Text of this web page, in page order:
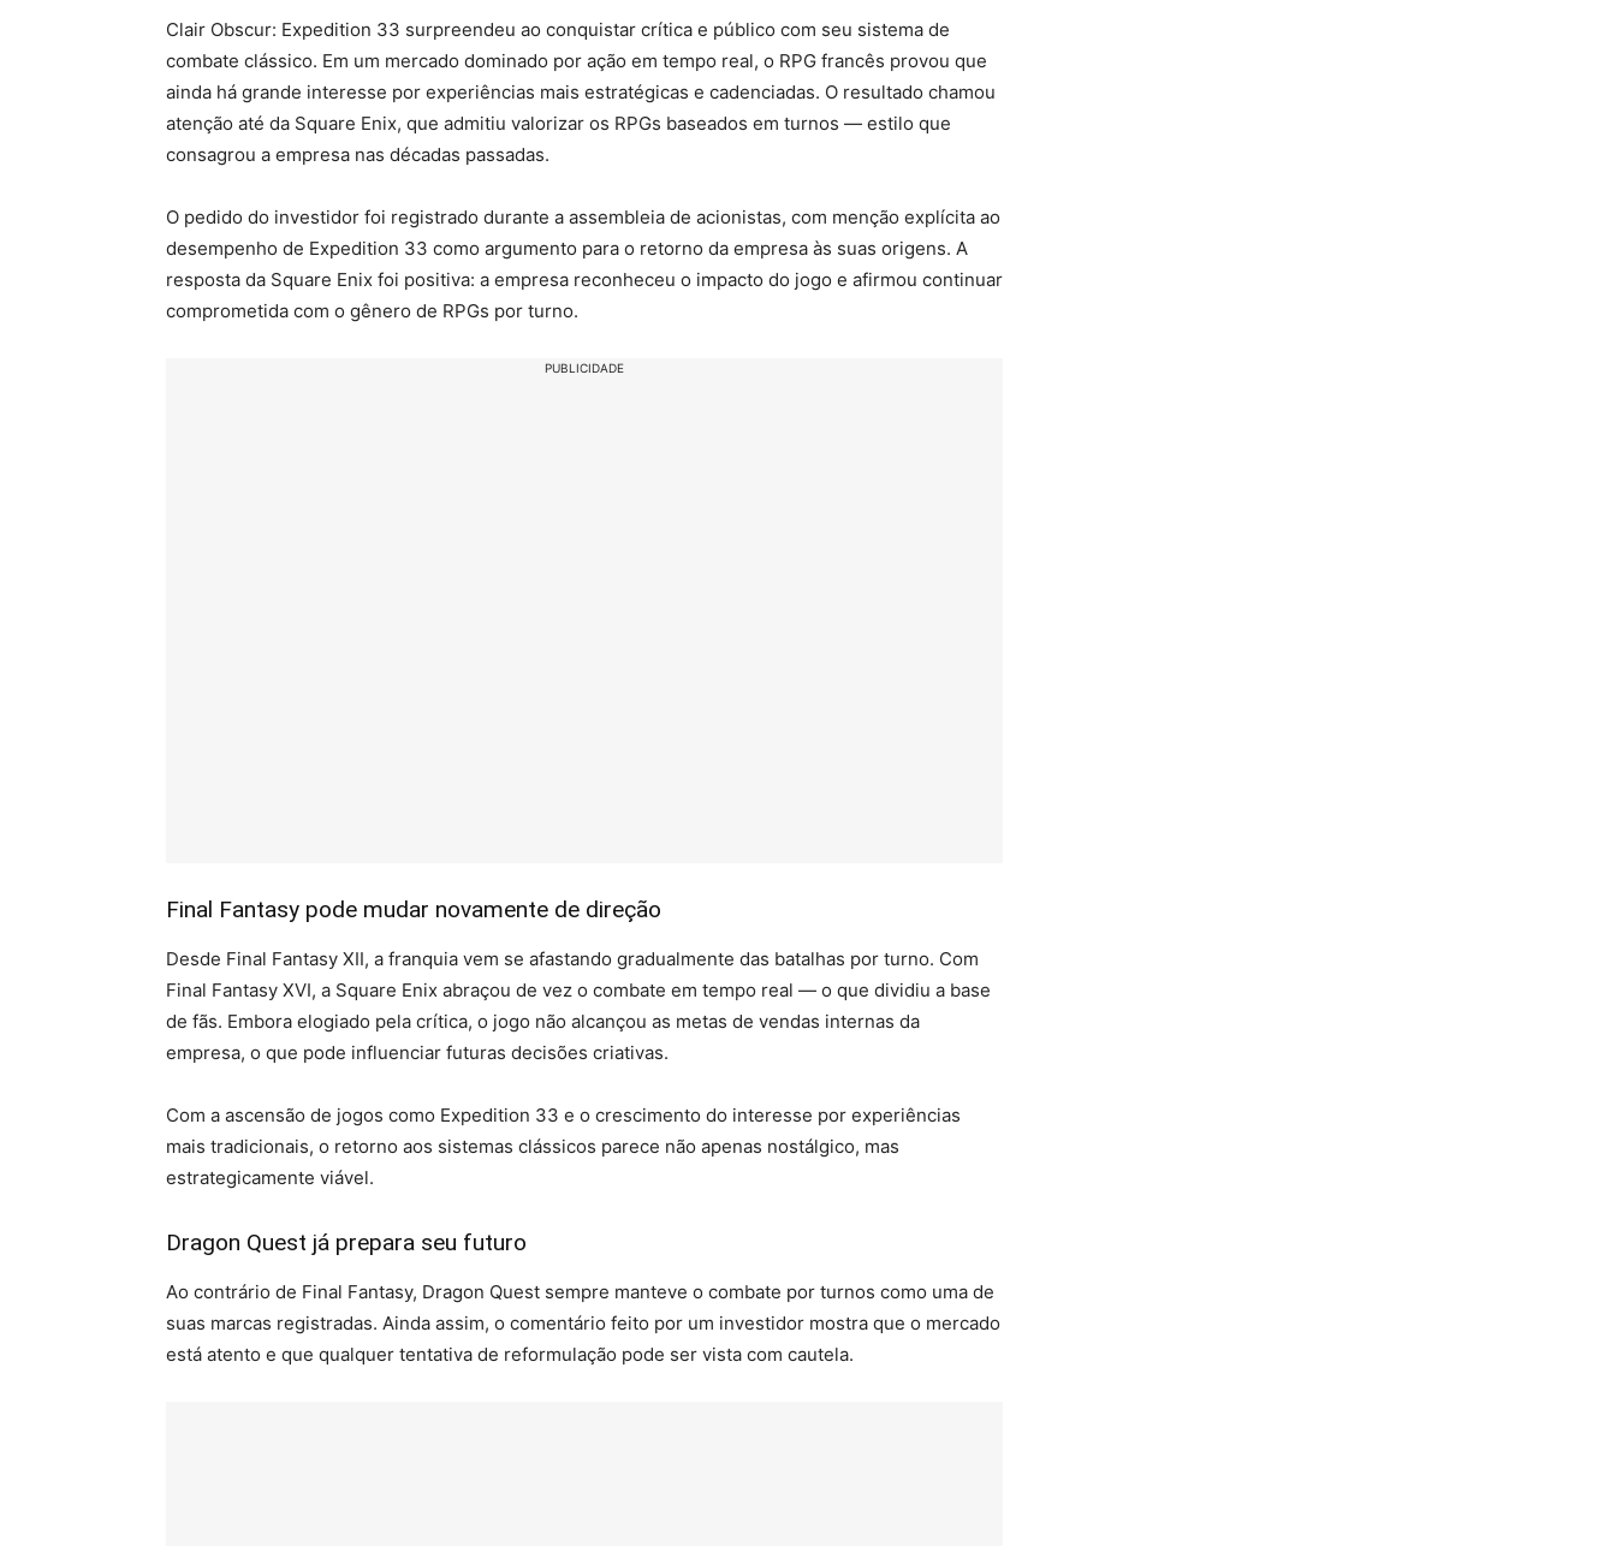
Clair Obscur: Expedition 33 surpreendeu ao conquistar crítica e público com seu sistema de
combate clássico. Em um mercado dominado por ação em tempo real, o RPG francês provou que
ainda há grande interesse por experiências mais estratégicas e cadenciadas. O resultado chamou
atenção até da Square Enix, que admitiu valorizar os RPGs baseados em turnos — estilo que
consagrou a empresa nas décadas passadas.
O pedido do investidor foi registrado durante a assembleia de acionistas, com menção explícita ao
desempenho de Expedition 33 como argumento para o retorno da empresa às suas origens. A
resposta da Square Enix foi positiva: a empresa reconheceu o impacto do jogo e afirmou continuar
comprometida com o gênero de RPGs por turno.
PUBLICIDADE
Final Fantasy pode mudar novamente de direção
Desde Final Fantasy XII, a franquia vem se afastando gradualmente das batalhas por turno. Com
Final Fantasy XVI, a Square Enix abraçou de vez o combate em tempo real — o que dividiu a base
de fãs. Embora elogiado pela crítica, o jogo não alcançou as metas de vendas internas da
empresa, o que pode influenciar futuras decisões criativas.
Com a ascensão de jogos como Expedition 33 e o crescimento do interesse por experiências
mais tradicionais, o retorno aos sistemas clássicos parece não apenas nostálgico, mas
estrategicamente viável.
Dragon Quest já prepara seu futuro
Ao contrário de Final Fantasy, Dragon Quest sempre manteve o combate por turnos como uma de
suas marcas registradas. Ainda assim, o comentário feito por um investidor mostra que o mercado
está atento e que qualquer tentativa de reformulação pode ser vista com cautela.